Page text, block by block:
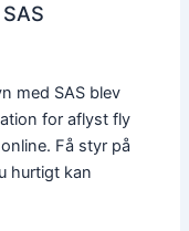
med SAS blev
for aflyst fly
Få styr på
hurtigt kan